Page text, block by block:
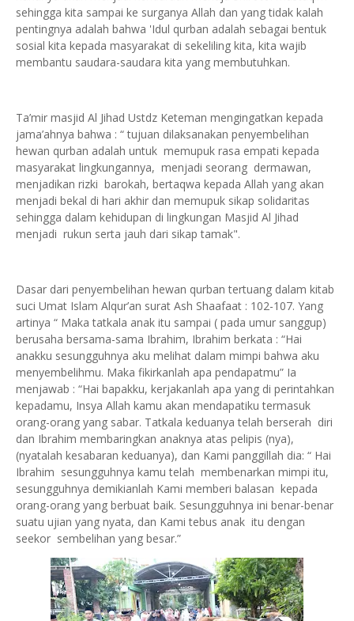
sehingga kita sampai ke surganya Allah dan yang tidak kalah
pentingnya adalah bahwa 'Idul qurban adalah sebagai bentuk
sosial kita kepada masyarakat di sekeliling kita, kita wajib
membantu saudara-saudara kita yang membutuhkan.
Ta’mir masjid Al Jihad Ustdz Keteman mengingatkan kepada
jama’ahnya bahwa : “ tujuan dilaksanakan penyembelihan
hewan qurban adalah untuk memupuk rasa empati kepada
masyarakat lingkungannya, menjadi seorang dermawan,
menjadikan rizki barokah, bertaqwa kepada Allah yang akan
menjadi bekal di hari akhir dan memupuk sikap solidaritas
sehingga dalam kehidupan di lingkungan Masjid Al Jihad
menjadi rukun serta jauh dari sikap tamak".
Dasar dari penyembelihan hewan qurban tertuang dalam kitab
suci Umat Islam Alqur’an surat Ash Shaafaat : 102-107. Yang
artinya “ Maka tatkala anak itu sampai ( pada umur sanggup)
berusaha bersama-sama Ibrahim, Ibrahim berkata : “Hai
anakku sesungguhnya aku melihat dalam mimpi bahwa aku
menyembelihmu. Maka fikirkanlah apa pendapatmu” Ia
menjawab : “Hai bapakku, kerjakanlah apa yang di perintahkan
kepadamu, Insya Allah kamu akan mendapatiku termasuk
orang-orang yang sabar. Tatkala keduanya telah berserah diri
dan Ibrahim membaringkan anaknya atas pelipis (nya),
(nyatalah kesabaran keduanya), dan Kami panggillah dia: “ Hai
Ibrahim sesungguhnya kamu telah membenarkan mimpi itu,
sesungguhnya demikianlah Kami memberi balasan kepada
orang-orang yang berbuat baik. Sesungguhnya ini benar-benar
suatu ujian yang nyata, dan Kami tebus anak itu dengan
seekor sembelihan yang besar.”